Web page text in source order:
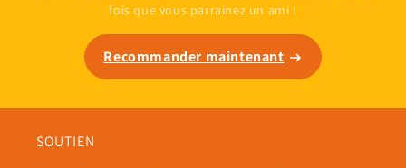
fois que vous parrainez un ami !
Recommander maintenant
SOUTIEN